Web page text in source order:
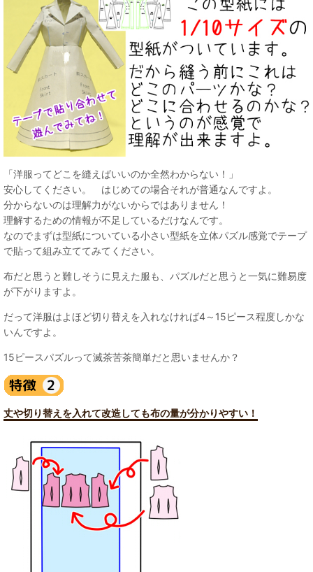
「洋服ってどこを縫えばいいのか全然わからない！」
安心してください。 はじめての場合それが普通なんですよ。
分からないのは理解力がないからではありません！
理解するための情報が不足しているだけなんです。
なのでまずは型紙についている小さい型紙を立体パズル感覚でテープ
で貼って組み立ててみてください。
布だと思うと難しそうに見えた服も、パズルだと思うと一気に難易度
が下がりますよ。
だって洋服はよほど切り替えを入れなければ4～15ピース程度しかな
いんですよ。
15ピースパズルって滅茶苦茶簡単だと思いませんか？
丈や切り替えを入れて改造しても布の量が分かりやすい！